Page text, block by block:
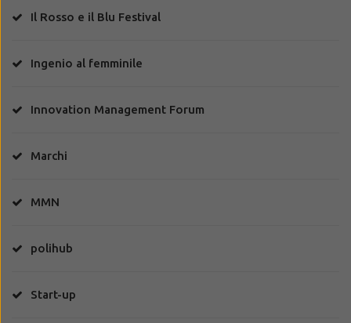
Il Rosso e il Blu Festival
Ingenio al femminile
Innovation Management Forum
Marchi
MMN
polihub
Start-up